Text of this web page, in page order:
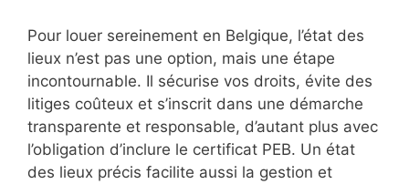
Pour louer sereinement en Belgique, l’état des
lieux n’est pas une option, mais une étape
incontournable. Il sécurise vos droits, évite des
litiges coûteux et s’inscrit dans une démarche
transparente et responsable, d’autant plus avec
l’obligation d’inclure le certificat PEB. Un état
des lieux précis facilite aussi la gestion et